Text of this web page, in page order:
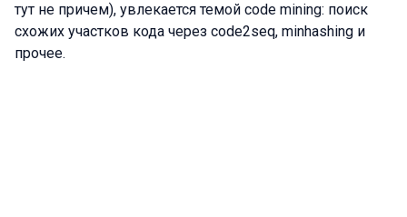
тут не причем), увлекается темой code mining: поиск
схожих участков кода через code2seq, minhashing и
прочее.